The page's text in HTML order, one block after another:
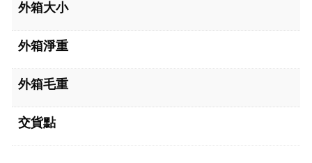
外箱大小
外箱淨重
外箱毛重
交貨點